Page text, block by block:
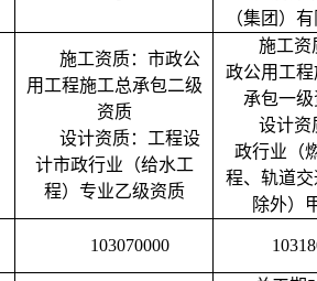
（集团）
施工资质： 市政公
用工程施工总承包二级
资质
设计资质： 工程设
计市政行业（给水工
程）专业乙级资质
施工资
政公用工
承包一
设计资
政行业（
程、轨道
除外）
103070000